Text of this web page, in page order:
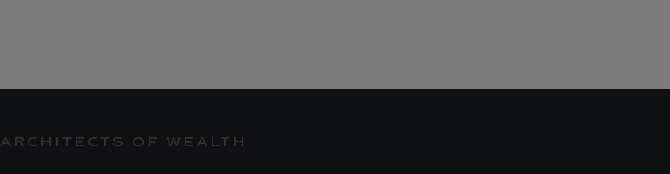
ARCHITECTS OF WEALTH